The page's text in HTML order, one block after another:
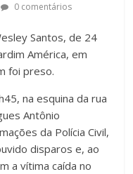
0 comentários
Santos, de 24
América, em
foi preso.
na esquina da rua
Antônio
da Polícia Civil,
disparos e, ao
a vítima caída no